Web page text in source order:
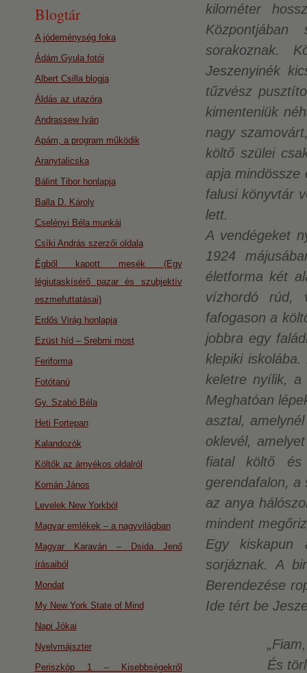
kilométer
sorakoznak.
Jeszenyinék
tűzvész
kimenteniük
nagy
költő szülei
apja mindössze
falusi könyvtár
lett.
A vendégeket
1924
életforma két
vízhordó rúd,
fafogason a
jobbra egy
klepiki
keletre nyílik, a
Meghatóan
asztal,
oklevél,
fiatal költő és
gerendafalon, a
az anya
mindent
Egy
sorjáznak. A
Berendezése
Ide tért be
És
Blogtár
A jódeménység foka
Ádám Gyula fotói
Albert Csilla blogja
Áldás az utazóra
Andrassew Iván
Apám, a program működik
Aranytalicska
Bálint Tibor honlapja
Balla D. Károly
Cselényi Béla munkái
Csíki András szerzői oldala
Égből kapott mesék (Egy
légiutaskísérő pazar és szubjektív
eszmefuttatásai)
Erdős Virág honlapja
Ezüst híd – Srebrni most
Feriforma
Fotótanú
Gy. Szabó Béla
Heti Fortepan
Kalandozók
Költők az árnyékos oldalról
Komán János
Levelek New Yorkból
Magyar emlékek – a nagyvilágban
Magyar Karaván – Dsida Jenő
írásaiból
Mondat
My New York State of Mind
Napi Jókai
Nyelvmájszter
Periszkóp 1 – Kisebbségekről